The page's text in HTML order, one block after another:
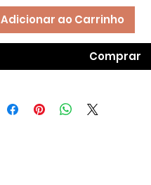
Adicionar ao Carrinho
Comprar